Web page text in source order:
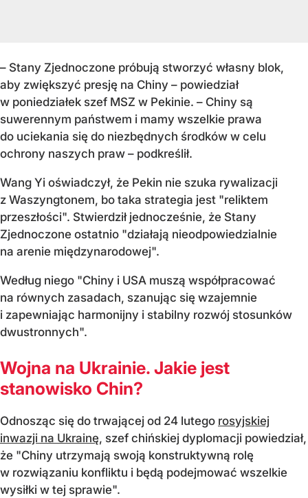
– Stany Zjednoczone próbują stworzyć własny blok,
aby zwiększyć presję na Chiny – powiedział
w poniedziałek szef MSZ w Pekinie. – Chiny są
suwerennym państwem i mamy wszelkie prawa
do uciekania się do niezbędnych środków w celu
ochrony naszych praw – podkreślił.
Wang Yi oświadczył, że Pekin nie szuka rywalizacji
z Waszyngtonem, bo taka strategia jest "reliktem
przeszłości". Stwierdził jednocześnie, że Stany
Zjednoczone ostatnio "działają nieodpowiedzialnie
na arenie międzynarodowej".
Według niego "Chiny i USA muszą współpracować
na równych zasadach, szanując się wzajemnie
i zapewniając harmonijny i stabilny rozwój stosunków
dwustronnych".
Wojna na Ukrainie. Jakie jest
stanowisko Chin?
Odnosząc się do trwającej od 24 lutego rosyjskiej
inwazji na Ukrainę, szef chińskiej dyplomacji powiedział,
że "Chiny utrzymają swoją konstruktywną rolę
w rozwiązaniu konfliktu i będą podejmować wszelkie
wysiłki w tej sprawie".